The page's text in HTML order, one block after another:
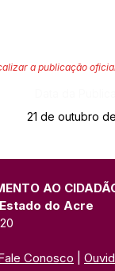
a publicação
21 de outubro
AO
do Acre
Conosco